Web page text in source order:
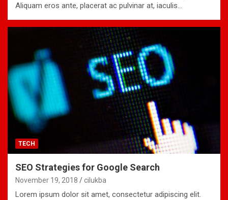
Aliquam eros ante, placerat ac pulvinar at, iaculis…
TECH
SEO Strategies for Google Search
November 19, 2018 cilukba
Lorem ipsum dolor sit amet, consectetur adipiscing elit.